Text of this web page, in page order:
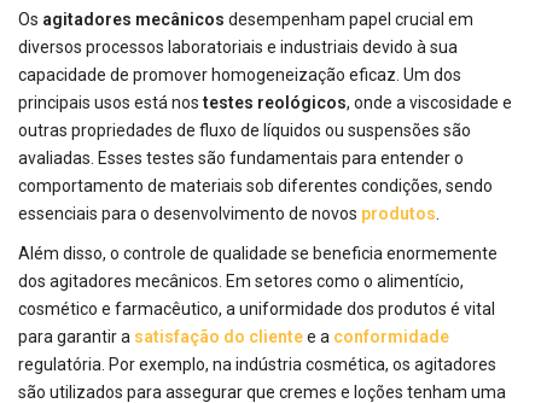
Os agitadores mecânicos desempenham papel crucial em
diversos processos laboratoriais e industriais devido à sua
capacidade de promover homogeneização eficaz. Um dos
principais usos está nostestes reológicos, onde a viscosidade e
outras propriedades de fluxo de líquidos ou suspensões são
avaliadas. Esses testes são fundamentais para entender o
comportamento de materiais sob diferentes condições, sendo
essenciais para o desenvolvimento de novos produtos
Além disso, o controle de qualidade se beneficia enormemente
dos agitadores mecânicos. Em setores como o alimentício,
cosmético e farmacêutico, a uniformidade dos produtos é vital
para garantir a satisfação do clientee a conformidade
regulatória. Por exemplo, na indústria cosmética, os agitadores
são utilizados para assegurar que cremes e loções tenham uma